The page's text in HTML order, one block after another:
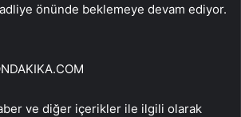
önünde beklemeye devam ediyor.
ve diğer içerikler ile ilgili olarak